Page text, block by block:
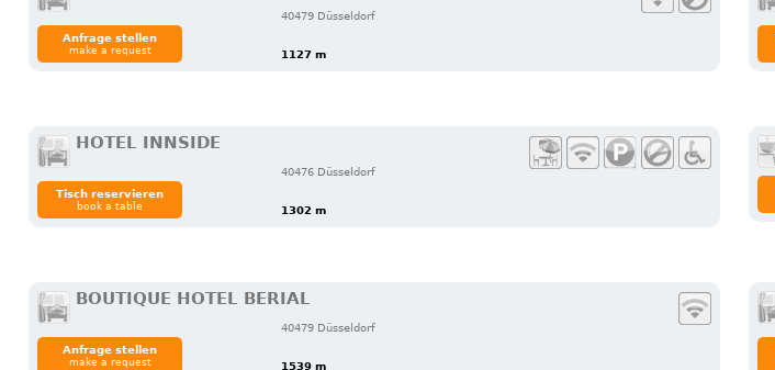
40479 Düsseldorf
1127 m
Anfrage stellen
make a request
HOTEL INNSIDE
40476 Düsseldorf
1302 m
Tisch reservieren
book a table
BOUTIQUE HOTEL BERIAL
40479 Düsseldorf
1539 m
Anfrage stellen
make a request